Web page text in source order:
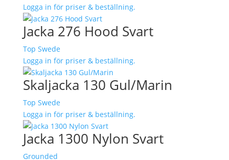
Logga in för priser & beställning.
Jacka 276 Hood Svart
Top Swede
Logga in för priser & beställning.
Skaljacka 130 Gul/Marin
Top Swede
Logga in för priser & beställning.
Jacka 1300 Nylon Svart
Grounded